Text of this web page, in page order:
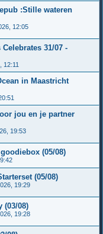
:Stille wateren
12:05
31/07 -
12:11
in Maastricht
jou en je partner
19:53
(05/08)
(05/08)
19:29
(03/08)
19:28